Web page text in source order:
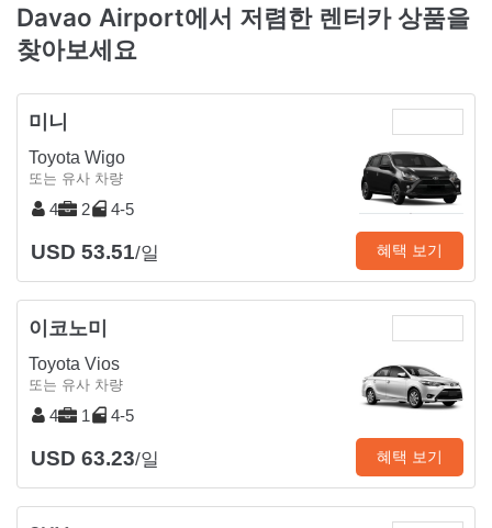
Davao Airport에서 저렴한 렌터카 상품을
찾아보세요
미니
Toyota Wigo
또는 유사 차량
4 2 4-5
USD 53.51/일 혜택 보기
이코노미
Toyota Vios
또는 유사 차량
4 1 4-5
USD 63.23/일 혜택 보기